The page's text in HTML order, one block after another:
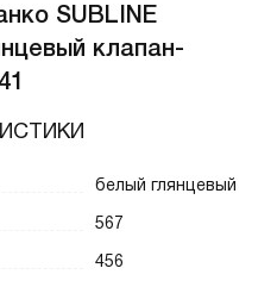
SUBLINE
клапан-
белый глянцевый
567
456